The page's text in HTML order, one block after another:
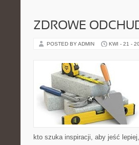
ZDROWE
POSTED BY ADMIN KWI - 21 -
kto szuka inspiracji, aby jeść